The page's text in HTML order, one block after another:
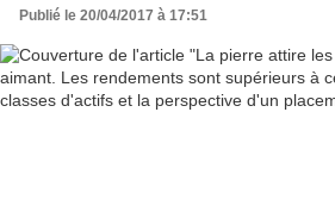
Publié le 20/04/2017 à 17:51